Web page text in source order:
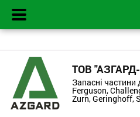
ТОВ
Запасні частини
Ferguson,
Zurn, Geringhoff,